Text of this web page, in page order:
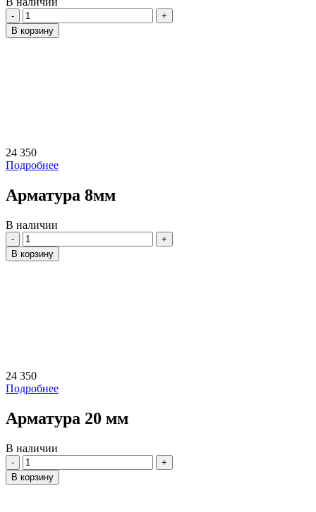
Количество
В корзину
24 350
Подробнее
Арматура 8мм
В наличии
Количество
В корзину
24 350
Подробнее
Арматура 20 мм
В наличии
Количество
В корзину